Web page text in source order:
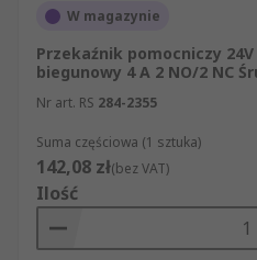
skalę, są one
sterowane zdalnie, są one
specjalnie do przełączania
elektrycznej przez styki.
15 A, to jest ono
również wyposażone w
napięciu, co jest rzadkością
przekaźników.
W magazynie
Przekaźnik pomocniczy 24V
biegunowy 4 A 2 NO/2 NC
Nr art. RS 284-2355
Suma częściowa (1 sztuka)
142,08 zł(bez VAT)
Ilość